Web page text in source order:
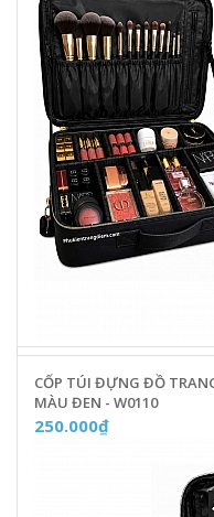
CỐP TÚI ĐỰNG ĐỒ
MÀU ĐEN - W0110
250.000₫